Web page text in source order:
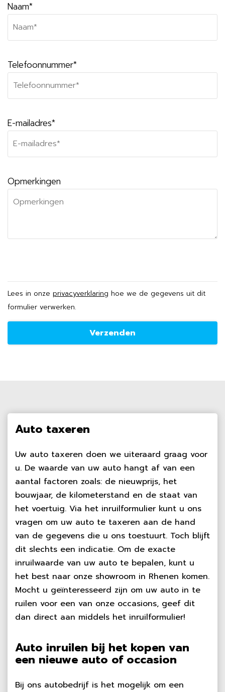
Naam*
Telefoonnummer*
E-mailadres*
Opmerkingen
Lees in onze privacyverklaring hoe we de gegevens uit dit
formulier verwerken.
Auto taxeren
Uw auto taxeren doen we uiteraard graag voor
u. De waarde van uw auto hangt af van een
aantal factoren zoals: de nieuwprijs, het
bouwjaar, de kilometerstand en de staat van
het voertuig. Via het inruilformulier kunt u ons
vragen om uw auto te taxeren aan de hand
van de gegevens die u ons toestuurt. Toch blijft
dit slechts een indicatie. Om de exacte
inruilwaarde van uw auto te bepalen, kunt u
het best naar onze showroom in Rhenen komen.
Mocht u geïnteresseerd zijn om uw auto in te
ruilen voor een van onze occasions, geef dit
dan direct aan middels het inruilformulier!
Auto inruilen bij het kopen van
een nieuwe auto of occasion
Bij ons autobedrijf is het mogelijk om een